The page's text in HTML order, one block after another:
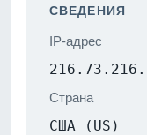
СВЕДЕНИЯ
IP-адрес
Страна
США (US)